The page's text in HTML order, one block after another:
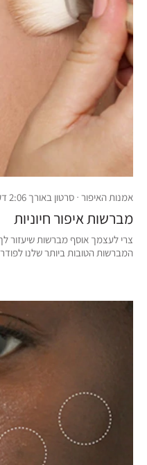
אמנות האיפור · סרטון באורך 2:06 דקות
מברשות איפור חיוניות
צרי לעצמך אוסף מברשות שיעזור
המברשות הטובות ביותר שלנו